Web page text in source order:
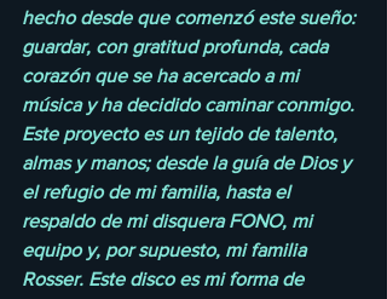
hecho desde que comenzó este sueño:
guardar, con gratitud profunda, cada
corazón que se ha acercado a mi
música y ha decidido caminar conmigo.
Este proyecto es un tejido de talento,
almas y manos; desde la guía de Dios y
el refugio de mi familia, hasta el
respaldo de mi disquera FONO, mi
equipo y, por supuesto, mi familia
Rosser. Este disco es mi forma de